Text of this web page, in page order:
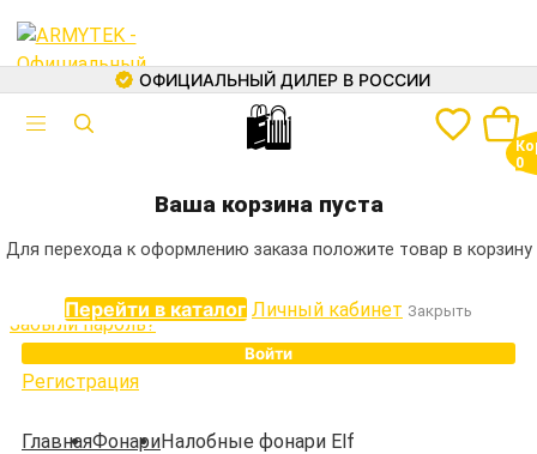
0
ОФИЦИАЛЬНЫЙ ДИЛЕР В РОССИИ
🛍
Ваша корзина пуста
Для перехода к оформлению заказа положите товар в корзину
Перейти в каталог Личный кабинет Закрыть
Авторизация
Забыли пароль?
Войти
Регистрация
ГлавнаяФонариНалобные фонари Elf